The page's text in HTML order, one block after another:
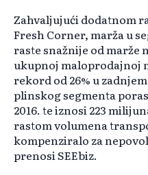
Zahvaljujući dodatnom
Fresh Corner, marža u
raste snažnije od marže
ukupnoj maloprodajnoj
rekord od 26% u
plinskog segmenta
2016. te iznosi 223
rastom volumena
kompenziralo za
prenosi SEEbiz.